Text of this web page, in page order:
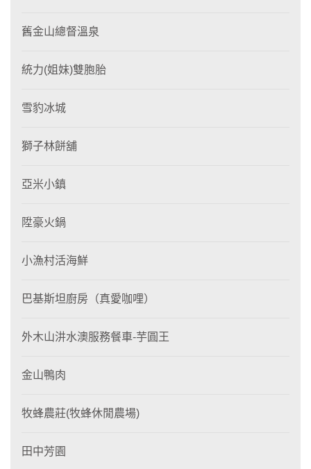
舊金山總督溫泉
統力(姐妹)雙胞胎
雪豹冰城
獅子林餅舖
亞米小鎮
陞豪火鍋
小漁村活海鮮
巴基斯坦廚房（真愛咖哩）
外木山汫水澳服務餐車-芋圓王
金山鴨肉
牧蜂農莊(牧蜂休閒農場)
田中芳園